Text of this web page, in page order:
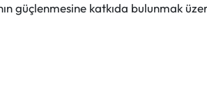
güçlenmesine katkıda bulunmak